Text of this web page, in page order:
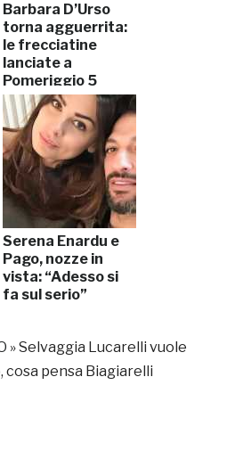
Barbara D’Urso
torna agguerrita:
le frecciatine
lanciate a
Pomeriggio 5
Serena Enardu e
Pago, nozze in
vista: “Adesso si
fa sul serio”
»Selvaggia Lucarelli vuole
cosa pensa Biagiarelli